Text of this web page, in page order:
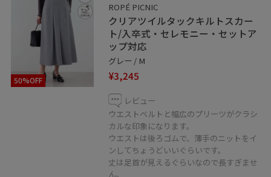
50%OFF
ROPÉ PICNIC
クリアツイルタックキルトスカー
ト/入卒式・セレモニー・セットア
ップ対応
グレー / M
¥3,245
レビュー
ウエストベルトと幅広のプリーツがクラシ
カルな印象になります。
ウエストは後ろゴムで、薄手のニットをイ
ンしてちょうどいいぐらいです。
丈は足首が見えるぐらいなので長すぎませ
ん。